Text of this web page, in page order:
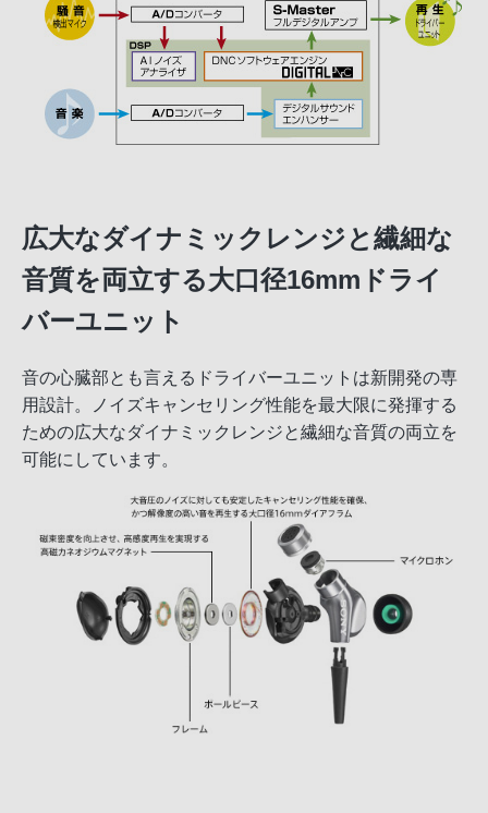
広大なダイナミックレンジと繊細な
音質を両立する大口径16mmドライ
バーユニット
音の心臓部とも言えるドライバーユニットは新開発の専
用設計。ノイズキャンセリング性能を最大限に発揮する
ための広大なダイナミックレンジと繊細な音質の両立を
可能にしています。